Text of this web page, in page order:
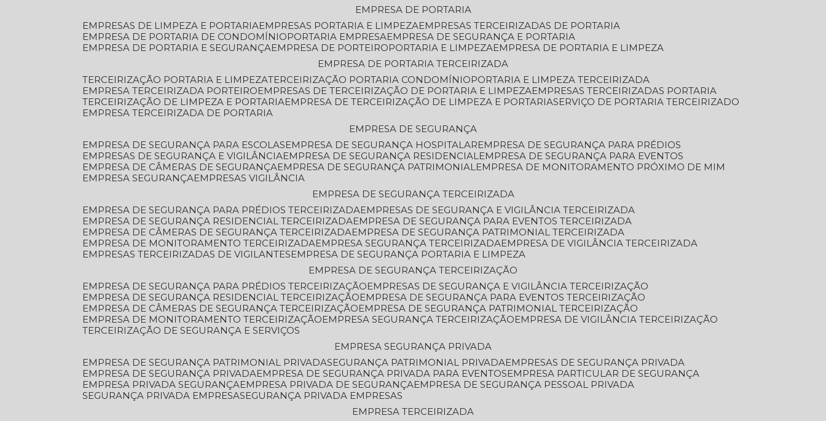
EMPRESA DE PORTARIA
EMPRESAS DE LIMPEZA E PORTARIA
EMPRESAS PORTARIA E LIMPEZA
EMPRESAS TERCEIRIZADAS DE PORTARIA
EMPRESA DE PORTARIA DE CONDOMÍNIO
PORTARIA EMPRESA
EMPRESA DE SEGURANÇA E PORTARIA
EMPRESA DE PORTARIA E SEGURANÇA
EMPRESA DE PORTEIRO PORTARIA E LIMPEZA
EMPRESA DE PORTARIA E LIMPEZA
EMPRESA DE PORTARIA TERCEIRIZADA
TERCEIRIZAÇÃO PORTARIA E LIMPEZA TERCEIRIZAÇÃO PORTARIA CONDOMÍNIO
PORTARIA E LIMPEZA TERCEIRIZADA
EMPRESA TERCEIRIZADA PORTEIRO
EMPRESAS DE TERCEIRIZAÇÃO DE PORTARIA E LIMPEZA
EMPRESAS TERCEIRIZADAS PORTARIA
TERCEIRIZAÇÃO DE LIMPEZA E PORTARIA
EMPRESA DE TERCEIRIZAÇÃO DE LIMPEZA E PORTARIA SERVIÇO DE PORTARIA TERCEIRIZADO
EMPRESA TERCEIRIZADA DE PORTARIA
EMPRESA DE SEGURANÇA
EMPRESA DE SEGURANÇA PARA ESCOLAS
EMPRESA DE SEGURANÇA HOSPITALAR
EMPRESA DE SEGURANÇA PARA PRÉDIOS
EMPRESAS DE SEGURANÇA E VIGILÂNCIA
EMPRESA DE SEGURANÇA RESIDENCIAL
EMPRESA DE SEGURANÇA PARA EVENTOS
EMPRESA DE CÂMERAS DE SEGURANÇA
EMPRESA DE SEGURANÇA PATRIMONIAL
EMPRESA DE MONITORAMENTO PRÓXIMO DE MIM
EMPRESA SEGURANÇA
EMPRESAS VIGILÂNCIA
EMPRESA DE SEGURANÇA TERCEIRIZADA
EMPRESA DE SEGURANÇA PARA PRÉDIOS TERCEIRIZADA
EMPRESAS DE SEGURANÇA E VIGILÂNCIA TERCEIRIZADA
EMPRESA DE SEGURANÇA RESIDENCIAL TERCEIRIZADA
EMPRESA DE SEGURANÇA PARA EVENTOS TERCEIRIZADA
EMPRESA DE CÂMERAS DE SEGURANÇA TERCEIRIZADA
EMPRESA DE SEGURANÇA PATRIMONIAL TERCEIRIZADA
EMPRESA DE MONITORAMENTO TERCEIRIZADA
EMPRESA SEGURANÇA TERCEIRIZADA
EMPRESA DE VIGILÂNCIA TERCEIRIZADA
EMPRESAS TERCEIRIZADAS DE VIGILANTES
EMPRESA DE SEGURANÇA PORTARIA E LIMPEZA
EMPRESA DE SEGURANÇA TERCEIRIZAÇÃO
EMPRESA DE SEGURANÇA PARA PRÉDIOS TERCEIRIZAÇÃO
EMPRESAS DE SEGURANÇA E VIGILÂNCIA TERCEIRIZAÇÃO
EMPRESA DE SEGURANÇA RESIDENCIAL TERCEIRIZAÇÃO
EMPRESA DE SEGURANÇA PARA EVENTOS TERCEIRIZAÇÃO
EMPRESA DE CÂMERAS DE SEGURANÇA TERCEIRIZAÇÃO
EMPRESA DE SEGURANÇA PATRIMONIAL TERCEIRIZAÇÃO
EMPRESA DE MONITORAMENTO TERCEIRIZAÇÃO
EMPRESA SEGURANÇA TERCEIRIZAÇÃO
EMPRESA DE VIGILÂNCIA TERCEIRIZAÇÃO
TERCEIRIZAÇÃO DE SEGURANÇA E SERVIÇOS
EMPRESA SEGURANÇA PRIVADA
EMPRESA DE SEGURANÇA PATRIMONIAL PRIVADA SEGURANÇA PATRIMONIAL PRIVADA
EMPRESAS DE SEGURANÇA PRIVADA
EMPRESA DE SEGURANÇA PRIVADA
EMPRESA DE SEGURANÇA PRIVADA PARA EVENTOS
EMPRESA PARTICULAR DE SEGURANÇA
EMPRESA PRIVADA SEGURANÇA
EMPRESA PRIVADA DE SEGURANÇA
EMPRESA DE SEGURANÇA PESSOAL PRIVADA
SEGURANÇA PRIVADA EMPRESA SEGURANÇA PRIVADA EMPRESAS
EMPRESA TERCEIRIZADA